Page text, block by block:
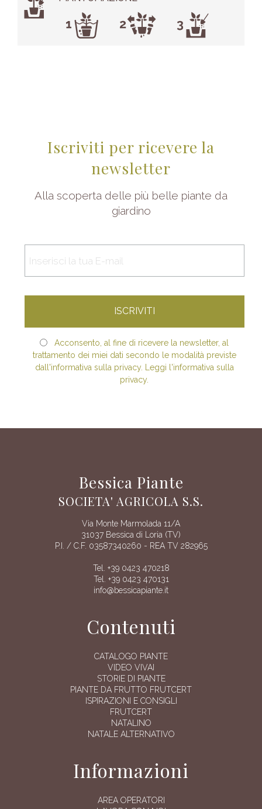
Iscriviti per ricevere la
newsletter
Alla scoperta delle più belle piante da
giardino
Acconsento, al fine di ricevere la newsletter, al
trattamento dei miei dati secondo le modalità previste
dall'informativa sulla privacy. Leggi l'informativa sulla
privacy.
Bessica Piante
SOCIETA' AGRICOLA S.S.
Via Monte Marmolada 11/A
31037 Bessica di Loria (TV)
P.I. / C.F. 03587340260 - REA TV 282965
Tel. +39 0423 470218
Tel. +39 0423 470131
info@bessicapiante.it
Contenuti
CATALOGO PIANTE
VIDEO VIVAI
STORIE DI PIANTE
PIANTE DA FRUTTO FRUTCERT
ISPIRAZIONI E CONSIGLI
FRUTCERT
NATALINO
NATALE ALTERNATIVO
Informazioni
AREA OPERATORI